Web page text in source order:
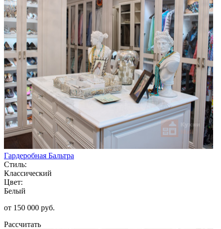
Гардеробная Бальтра
Стиль:
Классический
Цвет:
Белый
от 150 000 руб.
Рассчитать